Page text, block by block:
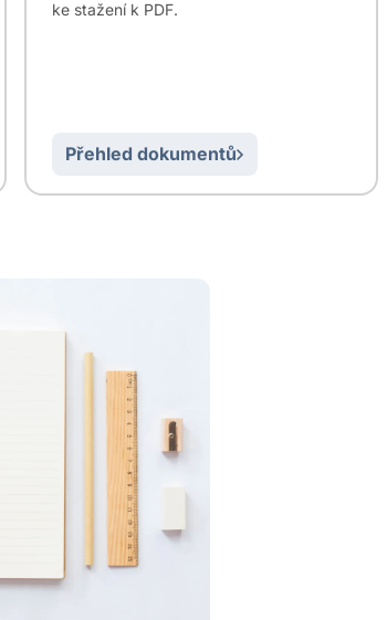
ke stažení k PDF.
Přehled dokumentů